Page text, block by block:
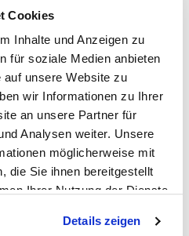
Cookies
Inhalte und Anzeigen zu
für soziale Medien anbieten
unsere Website zu
wir Informationen zu Ihrer
an unsere Partner für
Analysen weiter. Unsere
möglicherweise mit
die Sie ihnen bereitgestellt
Ihrer Nutzung der Dienste
weiterhin nutzen.
Details zeigen
in
glauben.